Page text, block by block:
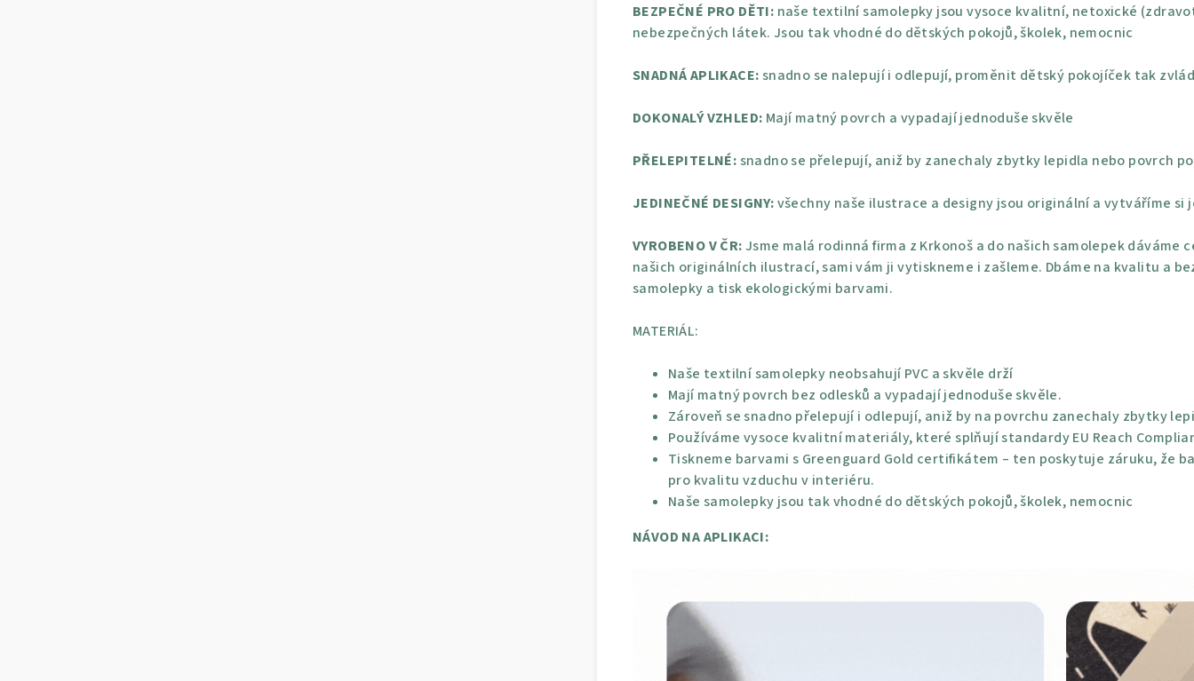
BEZPEČNÉ PRO DĚTI: naše textilní samolepky jsou vysoce kvalitní, netoxické
nebezpečných látek. Jsou tak vhodné do dětských pokojů, školek, nemocnic
SNADNÁ APLIKACE:snadno se nalepují i odlepují, proměnit dětský pokojíček tak
DOKONALÝ VZHLED: Mají matný povrch a vypadají jednoduše skvěle
PŘELEPITELNÉ:snadno se přelepují, aniž by zanechaly zbytky lepidla nebo povrch
JEDINEČNÉ DESIGNY:všechny naše ilustrace a designy jsou originální a vytváříme si
VYROBENO V ČR:Jsme malá rodinná firma z Krkonoš a do našich samolepek dáváme
našich originálních ilustrací, sami vám ji vytiskneme i zašleme. Dbáme na kvalitu a
samolepky a tisk ekologickými barvami.
MATERIÁL:
Naše textilní samolepky neobsahují PVC a skvěle drží
Mají matný povrch bez odlesků a vypadají jednoduše skvěle.
Zároveň se snadno přelepují i odlepují, aniž by na povrchu zanechaly zbytky
Používáme vysoce kvalitní materiály, které splňují standardy EU Reach
Tiskneme barvami s Greenguard Gold certifikátem – ten poskytuje záruku, že
pro kvalitu vzduchu v interiéru.
Naše samolepky jsou tak vhodné do dětských pokojů, školek, nemocnic
NÁVOD NA APLIKACI: